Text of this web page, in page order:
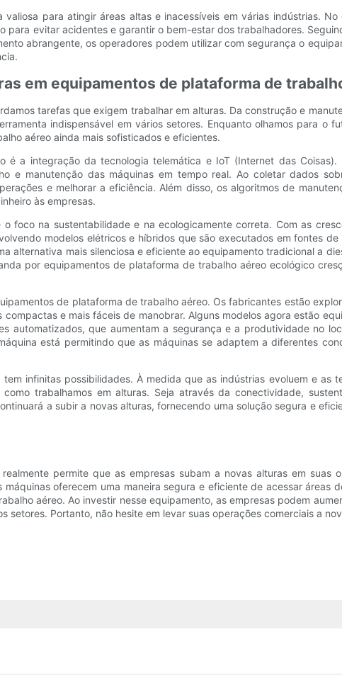
para atingir áreas altas e inacessíveis em várias indústrias.
evitar acidentes e garantir o bem-estar dos trabalhadores.
abrangente, os operadores podem utilizar com segurança o
em equipamentos de plataforma de
tarefas que exigem trabalhar em alturas. Da construção e
indispensável em vários setores. Enquanto olhamos para o
aéreo ainda mais sofisticados e eficientes.
a integração da tecnologia telemática e IoT (Internet das
e manutenção das máquinas em tempo real. Ao coletar dados
e melhorar a eficiência. Além disso, os algoritmos de
às empresas.
foco na sustentabilidade e na ecologicamente correta. Com as
modelos elétricos e híbridos que são executados em fontes de
alternativa mais silenciosa e eficiente ao equipamento tradicional a
por equipamentos de plataforma de trabalho aéreo ecológico
de plataforma de trabalho aéreo. Os fabricantes estão
e mais fáceis de manobrar. Alguns modelos agora estão
automatizados, que aumentam a segurança e a produtividade no
está permitindo que as máquinas se adaptem a diferentes
infinitas possibilidades. À medida que as indústrias evoluem e as
trabalhamos em alturas. Seja através da conectividade,
a subir a novas alturas, fornecendo uma solução segura e
permite que as empresas subam a novas alturas em suas
oferecem uma maneira segura e eficiente de acessar áreas
aéreo. Ao investir nesse equipamento, as empresas podem
Portanto, não hesite em levar suas operações comerciais a